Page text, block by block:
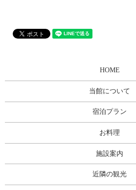
HOME
当館について
宿泊プラン
お料理
施設案内
近隣の観光